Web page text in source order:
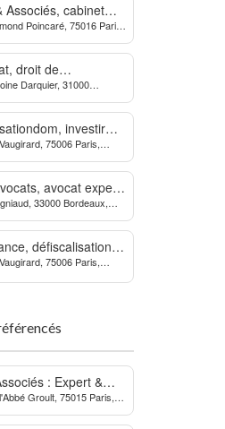
Associés, cabinet
en droit bancaire,
et escroqueries
Poincaré, 75016 Paris,
droit de
et de
Darquier, 31000
investir
neuf Outre-
75006 Paris,
avocat expert
contre la
33000 Bordeaux,
défiscalisation et
financiers75006 Paris,
: Expert &
des Dirigeants
Groult, 75015 Paris,